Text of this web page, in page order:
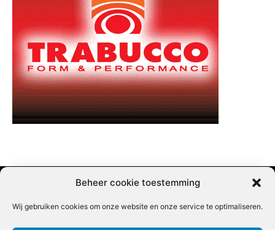
Beheer cookie toestemming
Wij gebruiken cookies om onze website en onze service te optimaliseren.